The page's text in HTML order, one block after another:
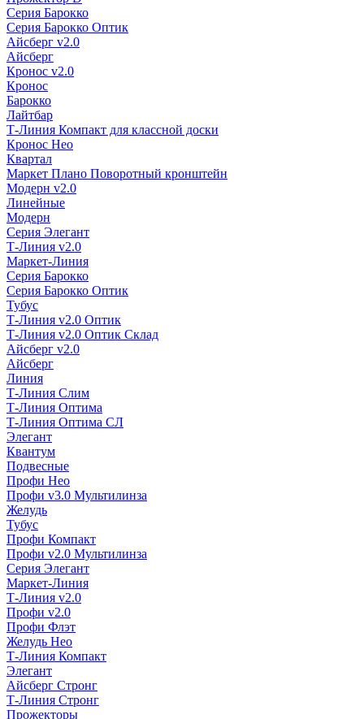
Серия Барокко
Серия Барокко Оптик
Айсберг v2.0
Айсберг
Кронос v2.0
Кронос
Барокко
Лайтбар
Т-Линия Компакт для классной доски
Кронос Нео
Квартал
Маркет Плано Поворотный кронштейн
Модерн v2.0
Линейные
Модерн
Серия Элегант
Т-Линия v2.0
Маркет-Линия
Серия Барокко
Серия Барокко Оптик
Тубус
Т-Линия v2.0 Оптик
Т-Линия v2.0 Оптик Склад
Айсберг v2.0
Айсберг
Линия
Т-Линия Слим
Т-Линия Оптима
Т-Линия Оптима СЛ
Элегант
Квантум
Подвесные
Профи Нео
Профи v3.0 Мультилинза
Желудь
Тубус
Профи Компакт
Профи v2.0 Мультилинза
Серия Элегант
Маркет-Линия
Т-Линия v2.0
Профи v2.0
Профи Флэт
Желудь Нео
Т-Линия Компакт
Элегант
Айсберг Стронг
Т-Линия Стронг
Прожекторы